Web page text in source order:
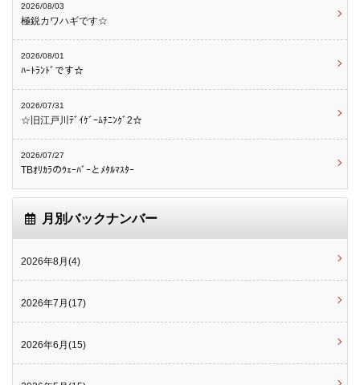
2026/08/03
極鋭カワハギです☆
2026/08/01
ﾊｰﾄﾗﾝﾄﾞです☆
2026/07/31
☆旧江戸川ﾃﾞｲｹﾞｰﾑﾁﾆﾝｸﾞ2☆
2026/07/27
TBｵﾘｶﾗのｳｪｰﾊﾞｰとﾒﾀﾙﾏｽﾀｰ
月別バックナンバー
2026年8月(4)
2026年7月(17)
2026年6月(15)